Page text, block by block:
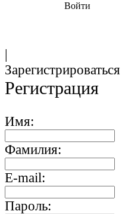
Войти
|
Зарегистрироваться
Регистрация
Имя:
Фамилия:
E-mail:
Пароль: